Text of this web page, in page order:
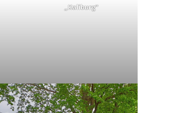
„Kaliburg“